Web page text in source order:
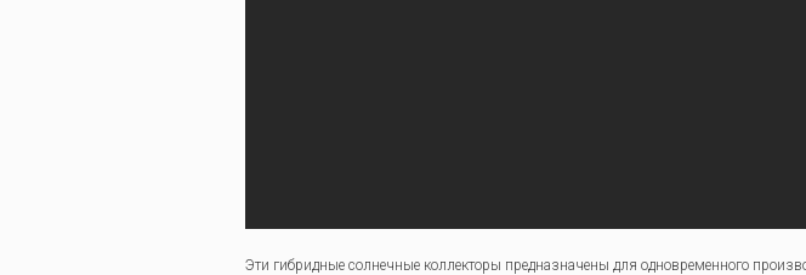
Эти гибридные солнечные коллекторы предназначены для одновременного